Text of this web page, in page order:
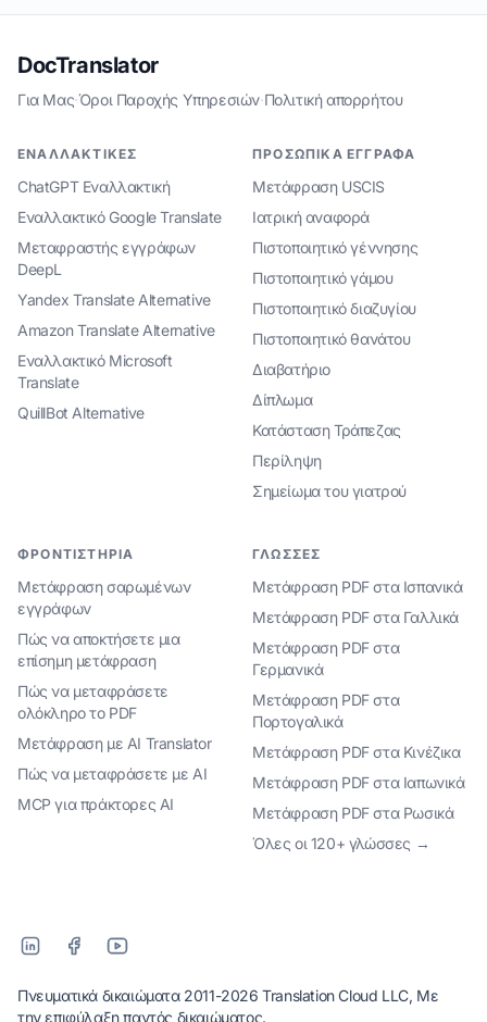
DocTranslator
Για Μας·Όροι Παροχής Υπηρεσιών·Πολιτική απορρήτου
ΕΝΑΛΛΑΚΤΙΚΈΣ
ChatGPT Εναλλακτική
Εναλλακτικό Google Translate
Μεταφραστής εγγράφων
DeepL
Yandex Translate Alternative
Amazon Translate Alternative
Εναλλακτικό Microsoft
Translate
QuillBot Alternative
ΠΡΟΣΩΠΙΚΆ ΈΓΓΡΑΦΑ
Μετάφραση USCIS
Ιατρική αναφορά
Πιστοποιητικό γέννησης
Πιστοποιητικό γάμου
Πιστοποιητικό διαζυγίου
Πιστοποιητικό θανάτου
Διαβατήριο
Δίπλωμα
Κατάσταση Τράπεζας
Περίληψη
Σημείωμα του γιατρού
ΦΡΟΝΤΙΣΤΉΡΙΑ
Μετάφραση σαρωμένων
εγγράφων
Πώς να αποκτήσετε μια
επίσημη μετάφραση
Πώς να μεταφράσετε
ολόκληρο το PDF
Μετάφραση με AI Translator
Πώς να μεταφράσετε με AI
MCP για πράκτορες AI
ΓΛΏΣΣΕΣ
Μετάφραση PDF στα Ισπανικά
Μετάφραση PDF στα Γαλλικά
Μετάφραση PDF στα
Γερμανικά
Μετάφραση PDF στα
Πορτογαλικά
Μετάφραση PDF στα Κινέζικα
Μετάφραση PDF στα Ιαπωνικά
Μετάφραση PDF στα Ρωσικά
Όλες οι 120+ γλώσσες →
Πνευματικά δικαιώματα 2011-2026 Translation Cloud LLC, Με
την επιφύλαξη παντός δικαιώματος.